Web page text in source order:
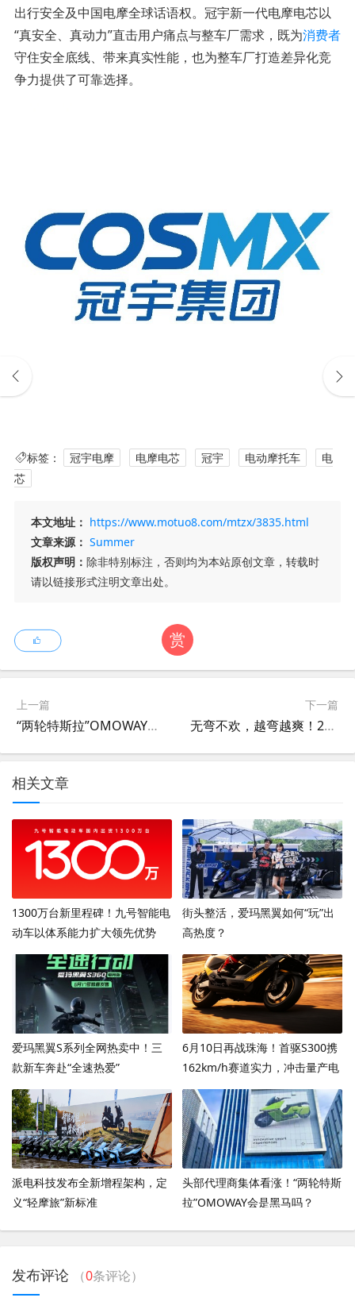
出行安全及中国电摩全球话语权。冠宇新一代电摩电芯以
“真安全、真动力”直击用户痛点与整车厂需求，既为消费者
守住安全底线、带来真实性能，也为整车厂打造差异化竞
争力提供了可靠选择。
标签： 冠宇电摩 电摩电芯 冠宇 电动摩托车
电
芯
本文地址： https://www.motuo8.com/mtzx/3835.html
文章来源： Summer
版权声明： 除非特别标注，否则均为本站原创文章，转载时
请以链接形式注明文章出处。
赏
上一篇
“两轮特斯拉”OMOWAY揭秘摩托自平衡，多用途轮式机器人即将登场
下一篇
无弯不欢，越弯越爽！26款赛600等你来战
相关文章
1300万台新里程碑！九号智能电
动车以体系能力扩大领先优势
街头整活，爱玛黑翼如何“玩”出
高热度？
爱玛黑翼S系列全网热卖中！三
款新车奔赴“全速热爱”
6月10日再战珠海！首驱S300携
162km/h赛道实力，冲击量产电
摩圈速新高度
派电科技发布全新增程架构，定
义“轻摩旅”新标准
头部代理商集体看涨！“两轮特斯
拉”OMOWAY会是黑马吗？
发布评论 （0条评论）